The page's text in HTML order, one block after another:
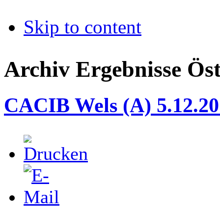
Skip to content
Archiv Ergebnisse
CACIB Wels (A)